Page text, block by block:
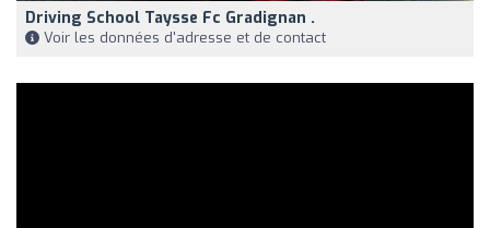
Driving School Taysse Fc Gradignan .
Voir les données d'adresse et de contact